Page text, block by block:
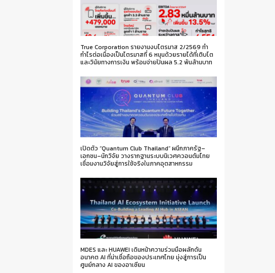
True Corporation รายงานงบไตรมาส 2/2569 ทำ
กำไรต่อเนื่องเป็นไตรมาสที่ 6 หนุนด้วยรายได้ที่เติบโต
และวินัยทางการเงิน พร้อมจ่ายปันผล 5.2 พันล้านบาท
เปิดตัว “Quantum Club Thailand” ผนึกภาครัฐ–
เอกชน–นักวิจัย วางรากฐานระบบนิเวศควอนตัมไทย
เชื่อมงานวิจัยสู่การใช้จริงในภาคอุตสาหกรรม
MDES และ HUAWEI เดินหน้าความร่วมมือผลักดัน
อนาคต AI ที่น่าเชื่อถือของประเทศไทย มุ่งสู่การเป็น
ศูนย์กลาง AI ของอาเซียน